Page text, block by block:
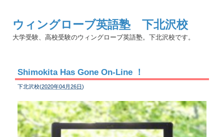
ウィングローブ英語塾 下北沢校
大学受験、高校受験のウィングローブ英語塾。下北沢校です。
Shimokita Has Gone On-Line ！
下北沢校(2020年04月26日)